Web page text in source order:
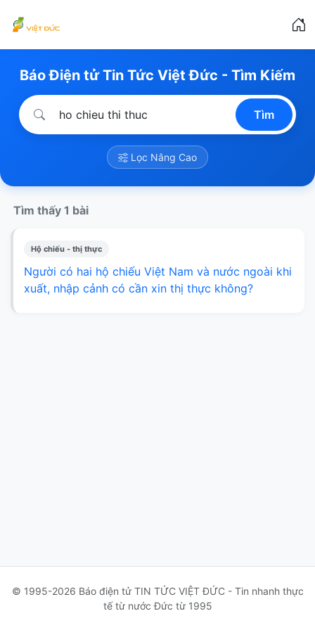
Báo Điện tử Tin Tức Việt Đức - Tìm Kiếm
Tìm
Lọc Nâng Cao
Tìm thấy 1 bài
Hộ chiếu - thị thực
Người có hai hộ chiếu Việt Nam và nước ngoài khi
xuất, nhập cảnh có cần xin thị thực không?
© 1995-2026 Báo điện tử TIN TỨC VIỆT ĐỨC - Tin nhanh thực
tế từ nước Đức từ 1995